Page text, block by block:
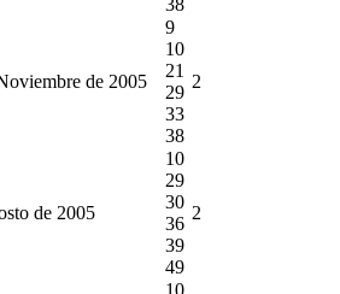
de 2005
9
10
21
29
33
38
2
de 2005
10
29
30
36
39
49
2
10